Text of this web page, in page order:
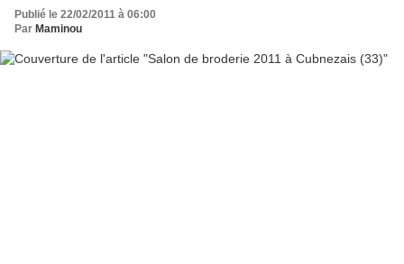
Publié le 22/02/2011 à 06:00
Par Maminou